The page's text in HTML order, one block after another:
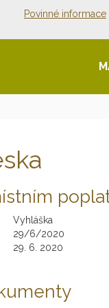
Povinné informace
Vyhláška
29/6/2020
29. 6. 2020